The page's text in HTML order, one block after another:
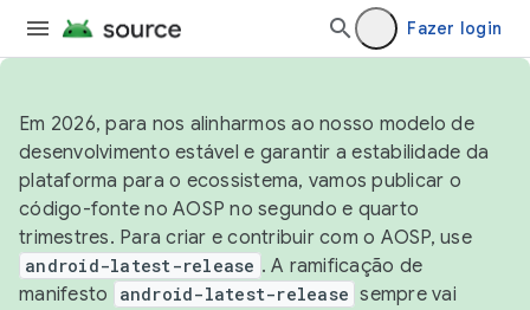
Fazer login
Em 2026, para nos alinharmos ao nosso modelo de
desenvolvimento estável e garantir a estabilidade da
plataforma para o ecossistema, vamos publicar o
código-fonte no AOSP no segundo e quarto
trimestres. Para criar e contribuir com o AOSP, use
android-latest-release . A ramificação de
manifesto
android-latest-release sempre vai